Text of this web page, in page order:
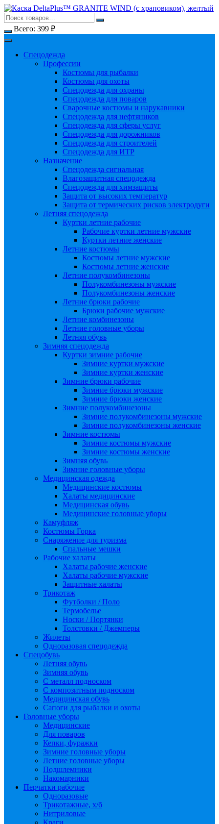
Перейти
к
содержимому
Всего: 399 ₽
Спецодежда
Профессии
Костюмы для рыбалки
Костюмы для охоты
Спецодежда для охраны
Спецодежда для поваров
Сварочные костюмы и нарукавники
Спецодежда для нефтяников
Спецодежда для сферы услуг
Спецодежда для дорожников
Спецодежда для строителей
Спецодежда для ИТР
Назначение
Спецодежда сигнальная
Влагозащитная спецодежда
Спецодежда для химзащиты
Защита от высоких температур
Защита от термических рисков электродуги
Летняя спецодежда
Куртки летние рабочие
Рабочие куртки летние мужские
Куртки летние женские
Летние костюмы
Костюмы летние мужские
Костюмы летние женские
Летние полукомбинезоны
Полукомбинезоны мужские
Полукомбинезоны женские
Летние брюки рабочие
Брюки рабочие мужские
Летние комбинезоны
Летние головные уборы
Летняя обувь
Зимняя спецодежда
Куртки зимние рабочие
Зимние куртки мужские
Зимние куртки женские
Зимние брюки рабочие
Зимние брюки мужские
Зимние брюки женские
Зимние полукомбинезоны
Зимние полукомбинезоны мужские
Зимние полукомбинезоны женские
Зимние костюмы
Зимние костюмы мужские
Зимние костюмы женские
Зимняя обувь
Зимние головные уборы
Медицинская одежда
Медицинские костюмы
Халаты медицинские
Медицинская обувь
Медицинские головные уборы
Камуфляж
Костюмы Горка
Снаряжение для туризма
Спальные мешки
Рабочие халаты
Халаты рабочие женские
Халаты рабочие мужские
Защитные халаты
Трикотаж
Футболки / Поло
Термобелье
Носки / Портянки
Толстовки / Джемперы
Жилеты
Одноразовая спецодежда
Спецобувь
Летняя обувь
Зимняя обувь
С металл подноском
С композитным подноском
Медицинская обувь
Сапоги для рыбалки и охоты
Головные уборы
Медицинские
Для поваров
Кепки, фуражки
Зимние головные уборы
Летние головные уборы
Подшлемники
Накомарники
Перчатки рабочие
Одноразовые
Трикотажные, х/б
Нитриловые
Краги